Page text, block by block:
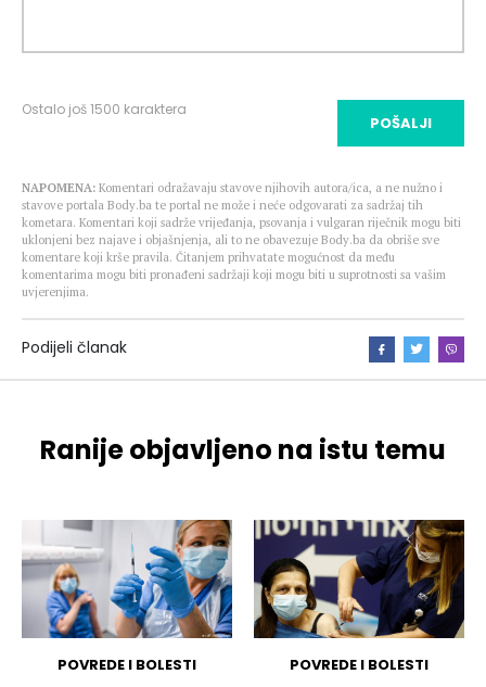
Ostalo još1500 karaktera
POŠALJI
NAPOMENA: Komentari odražavaju stavove njihovih autora/ica, a ne nužno i
stavove portala Body.ba te portal ne može i neće odgovarati za sadržaj tih
kometara. Komentari koji sadrže vrijeđanja, psovanja i vulgaran riječnik mogu biti
uklonjeni bez najave i objašnjenja, ali to ne obavezuje Body.ba da obriše sve
komentare koji krše pravila. Čitanjem prihvatate mogućnost da među
komentarima mogu biti pronađeni sadržaji koji mogu biti u suprotnosti sa vašim
uvjerenjima.
Podijeli članak
Ranije objavljeno na istu temu
POVREDE I BOLESTI POVREDE I BOLESTI